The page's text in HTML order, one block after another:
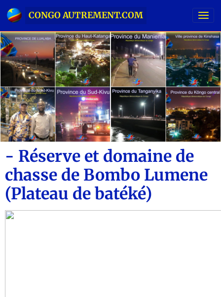
CONGO AUTREMENT.COM
- Réserve et domaine de
chasse de Bombo Lumene
(Plateau de batéké)